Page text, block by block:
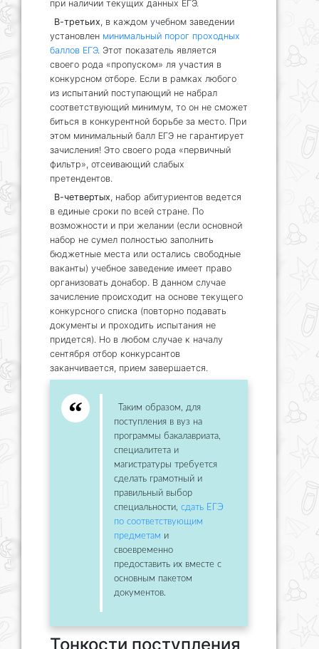
при наличии текущих данных ЕГЭ.
В-третьих, в каждом учебном заведении
установлен минимальный порог проходных
баллов ЕГЭ. Этот показатель является
своего рода «пропуском» ля участия в
конкурсном отборе. Если в рамках любого
из испытаний поступающий не набрал
соответствующий минимум, то он не сможет
биться в конкурентной борьбе за место. При
этом минимальный балл ЕГЭ не гарантирует
зачисления! Это своего рода «первичный
фильтр», отсеивающий слабых
претендентов.
В-четвертых, набор абитуриентов ведется
в единые сроки по всей стране. По
возможности и при желании (если основной
набор не сумел полностью заполнить
бюджетные места или остались свободные
ваканты) учебное заведение имеет право
организовать донабор. В данном случае
зачисление происходит на основе текущего
конкурсного списка (повторно подавать
документы и проходить испытания не
придется). Но в любом случае к началу
сентября отбор конкурсантов
заканчивается, прием завершается.
Таким образом, для
поступления в вуз на
программы бакалавриата,
специалитета и
магистратуры требуется
сделать грамотный и
правильный выбор
специальности, сдать ЕГЭ
по соответствующим
предметам и
своевременно
предоставить их вместе с
основным пакетом
документов.
Тонкости поступления